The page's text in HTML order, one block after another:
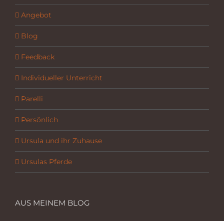
Angebot
Blog
Feedback
Individueller Unterricht
Parelli
Persönlich
Ursula und ihr Zuhause
Ursulas Pferde
AUS MEINEM BLOG